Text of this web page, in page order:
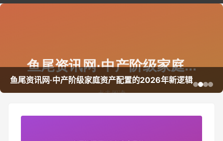
鱼尾资讯网·中产阶级家庭资产配置的2026年新逻辑